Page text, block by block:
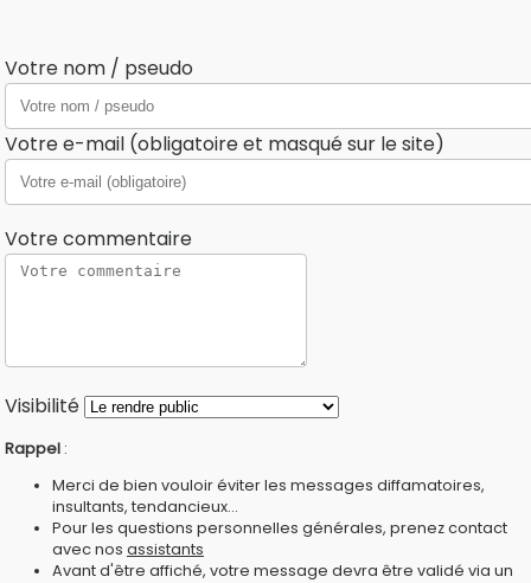
Votre nom / pseudo
Votre e-mail (obligatoire et masqué sur le site)
Votre commentaire
Visibilité
Rappel :
Merci de bien vouloir éviter les messages diffamatoires,
insultants, tendancieux...
Pour les questions personnelles générales, prenez contact
avec nos assistants
Avant d'être affiché, votre message devra être validé via un